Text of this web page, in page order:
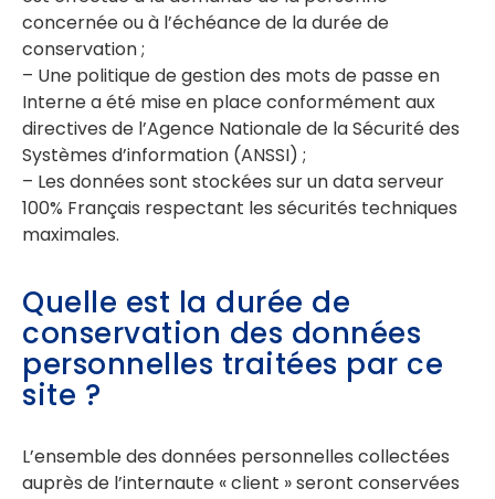
concernée ou à l’échéance de la durée de
conservation ;
– Une politique de gestion des mots de passe en
Interne a été mise en place conformément aux
directives de l’Agence Nationale de la Sécurité des
Systèmes d’information (ANSSI) ;
– Les données sont stockées sur un data serveur
100% Français respectant les sécurités techniques
maximales.
Quelle est la durée de
conservation des données
personnelles traitées par ce
site ?
L’ensemble des données personnelles collectées
auprès de l’internaute « client » seront conservées